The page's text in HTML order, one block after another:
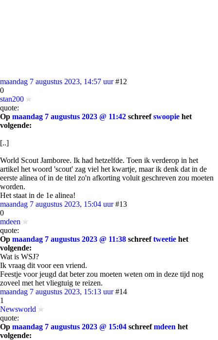
maandag 7 augustus 2023, 14:57 uur #12
0
stan200
quote:
Op maandag 7 augustus 2023 @ 11:42 schreefswoopie het
volgende:
[..]
World Scout Jamboree. Ik had hetzelfde. Toen ik verderop in het
artikel het woord 'scout' zag viel het kwartje, maar ik denk dat in de
eerste alinea of in de titel zo'n afkorting voluit geschreven zou moeten
worden.
Het staat in de 1e alinea!
maandag 7 augustus 2023, 15:04 uur #13
0
mdeen
quote:
Op maandag 7 augustus 2023 @ 11:38 schreeftweetie het
volgende:
Wat is WSJ?
Ik vraag dit voor een vriend.
Feestje voor jeugd dat beter zou moeten weten om in deze tijd nog
zoveel met het vliegtuig te reizen.
maandag 7 augustus 2023, 15:13 uur #14
1
Newsworld
quote:
Op maandag 7 augustus 2023 @ 15:04 schreefmdeen het
volgende: